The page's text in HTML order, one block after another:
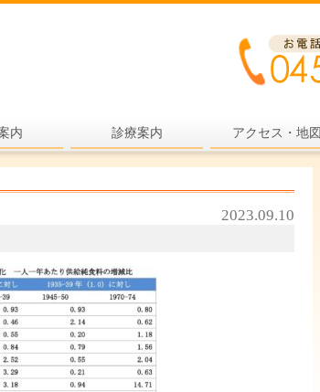
内 診療案内
内科一般
健康診断
プライマリ・ケア
老年医療
予防医療
アクセス・地図
2023.09.10